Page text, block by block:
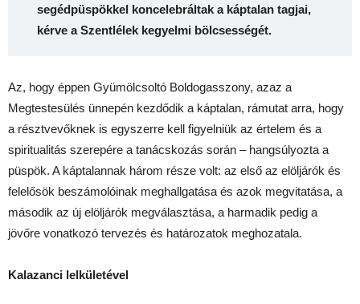
segédpüspökkel koncelebráltak a káptalan tagjai,
kérve a Szentlélek kegyelmi bölcsességét.
Az, hogy éppen Gyümölcsoltó Boldogasszony, azaz a
Megtestesülés ünnepén kezdődik a káptalan, rámutat arra, hogy
a résztvevőknek is egyszerre kell figyelniük az értelem és a
spiritualitás szerepére a tanácskozás során – hangsúlyozta a
püspök. A káptalannak három része volt: az első az elöljárók és
felelősök beszámolóinak meghallgatása és azok megvitatása, a
második az új elöljárók megválasztása, a harmadik pedig a
jövőre vonatkozó tervezés és határozatok meghozatala.
Kalazanci lelkületével